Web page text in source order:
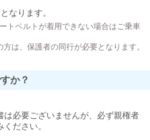
なります。
トベルトが着用できない場合はご乗車
は、保護者の同行が必要となります。
か？
は必要ございませんが、必ず親権者
ださい。